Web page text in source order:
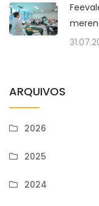
ARQUIVOS
2026
2025
2024